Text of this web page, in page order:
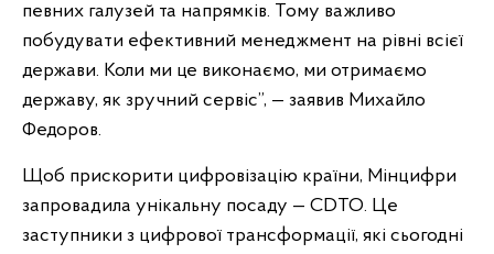
певних галузей та напрямків. Тому важливо
побудувати ефективний менеджмент на рівні всієї
держави. Коли ми це виконаємо, ми отримаємо
державу, як зручний сервіс”, — заявив Михайло
Федоров.
Щоб прискорити цифровізацію країни, Мінцифри
запровадила унікальну посаду — СDТО. Це
заступники з цифрової трансформації, які сьогодні